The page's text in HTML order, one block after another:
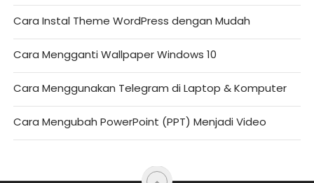
Cara Instal Theme WordPress dengan Mudah
Cara Mengganti Wallpaper Windows 10
Cara Menggunakan Telegram di Laptop & Komputer
Cara Mengubah PowerPoint (PPT) Menjadi Video